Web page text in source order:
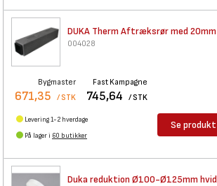
DUKA Therm Aftræksrør med 20mm
004028
Bygmaster
671,35 / STK
Fast Kampagne
745,64 / STK
Levering 1-2 hverdage
På lager i 60 butikker
Se produkt
Duka reduktion Ø100-Ø125mm hvid